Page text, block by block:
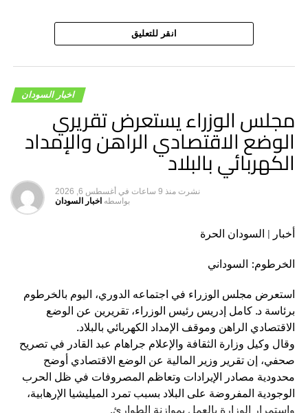
إطلاق نار وانفجارات تهزّ الصومال – السودان الحرة
لا تفوت
بمبلغ (115) مليار جنيه مجلس أمناء الزكاة يجيز موازنة
2022
انقر للتعليق
اخبار السودان
مجلس الوزراء يستعرض تقريري
الوضع الاقتصادي الراهن والإمداد
الكهربائي بالبلاد
نشرت منذ 9 ساعات في أغسطس 6, 2026
بواسطه اخبار السودان
أخبار | السودان الحرة
الخرطوم: السوداني
استعرض مجلس الوزراء في اجتماعه الدوري، اليوم بالخرطوم
برئاسة د. كامل إدريس رئيس الوزراء، تقريرين عن الوضع
الاقتصادي الراهن وموقف الإمداد الكهربائي بالبلاد.
وقال وكيل وزارة الثقافة والإعلام جراهام عبد القادر في تصريح
صحفي، إن تقرير وزير المالية عن الوضع الاقتصادي أوضح
محدودية مصادر الإيرادات وتعاظم المصروفات في ظل الحرب
الوجودية المفروضة على البلاد بسبب تمرد الميليشيا الإرهابية،
واستمرار الوزارة بالعمل بموازنة الطوارئ.